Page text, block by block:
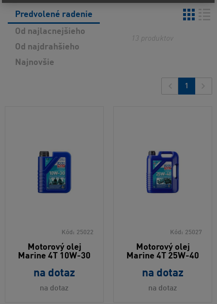
Predvolené radenie
Od najlacnejšieho
Od najdrahšieho
Najnovšie
13 produktov
1
Kód: 25022
Motorový olej
Marine 4T 10W-30
na dotaz
na dotaz
Kód: 25027
Motorový olej
Marine 4T 25W-40
na dotaz
na dotaz